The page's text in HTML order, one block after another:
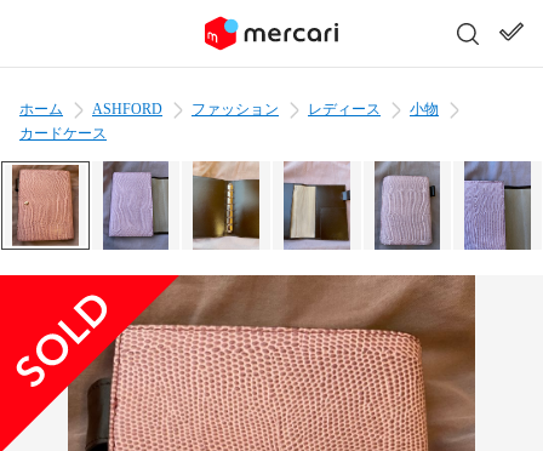
ホーム ASHFORD ファッション レディース
小物
カードケース